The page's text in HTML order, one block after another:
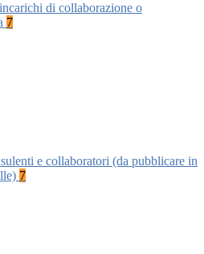
di collaborazione o
7
e collaboratori (da pubblicare in
7